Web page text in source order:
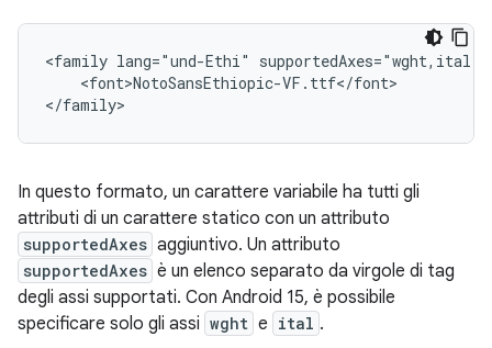
<family lang="und-Ethi" supportedAxes="wght,ital">
    <font>NotoSansEthiopic-VF.ttf</font>
In questo formato, un carattere variabile ha tutti gli
attributi di un carattere statico con un attributo
supportedAxes aggiuntivo. Un attributo
supportedAxes è un elenco separato da virgole di tag
degli assi supportati. Con Android 15, è possibile
specificare solo gli assi wght e ital .